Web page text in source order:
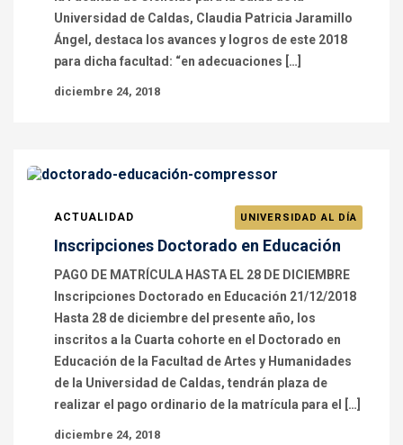
Universidad de Caldas, Claudia Patricia Jaramillo
Ángel, destaca los avances y logros de este 2018
para dicha facultad: “en adecuaciones […]
diciembre 24, 2018
ACTUALIDAD UNIVERSIDAD AL DÍA
Inscripciones Doctorado en Educación
PAGO DE MATRÍCULA HASTA EL 28 DE DICIEMBRE
Inscripciones Doctorado en Educación 21/12/2018
Hasta 28 de diciembre del presente año, los
inscritos a la Cuarta cohorte en el Doctorado en
Educación de la Facultad de Artes y Humanidades
de la Universidad de Caldas, tendrán plaza de
realizar el pago ordinario de la matrícula para el […]
diciembre 24, 2018